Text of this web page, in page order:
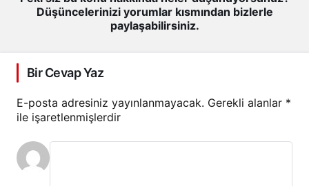
Düşüncelerinizi yorumlar kısmından bizlerle
paylaşabilirsiniz.
Bir Cevap Yaz
E-posta adresiniz yayınlanmayacak. Gerekli alanlar *
ile işaretlenmişlerdir